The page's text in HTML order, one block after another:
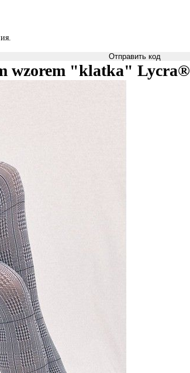
Отправить код
wzorem "klatka" Lycra®